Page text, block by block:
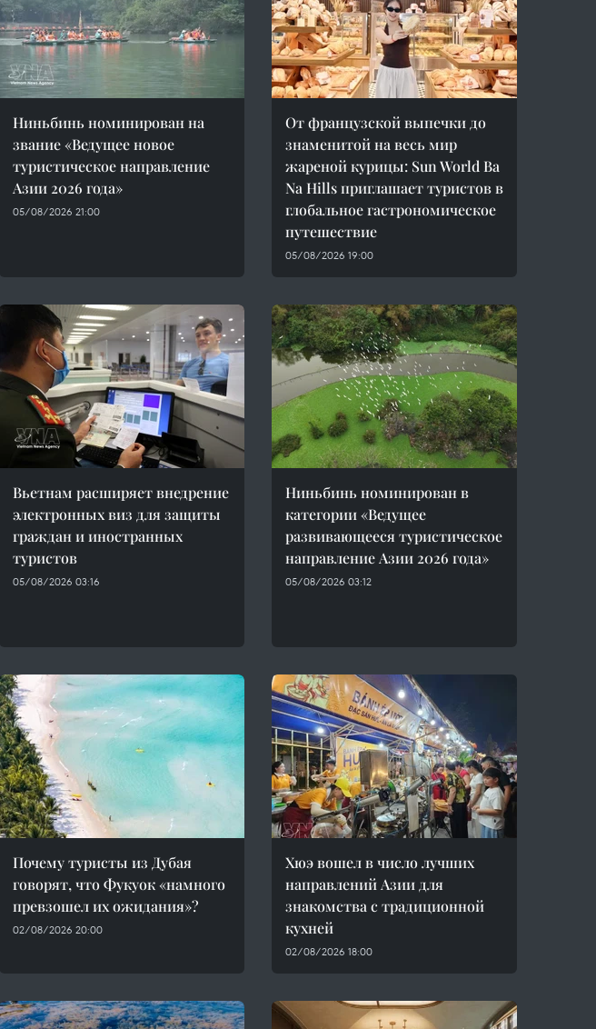
Ниньбинь номинирован на
звание «Ведущее новое
туристическое направление
Азии 2026 года»
05/08/2026 21:00
От французской выпечки до
знаменитой на весь мир
жареной курицы: Sun World Ba
Na Hills приглашает туристов в
глобальное гастрономическое
путешествие
05/08/2026 19:00
Вьетнам расширяет внедрение
электронных виз для защиты
граждан и иностранных
туристов
05/08/2026 03:16
Ниньбинь номинирован в
категории «Ведущее
развивающееся туристическое
направление Азии 2026 года»
05/08/2026 03:12
Почему туристы из Дубая
говорят, что Фукуок «намного
превзошел их ожидания»?
02/08/2026 20:00
Хюэ вошел в число лучших
направлений Азии для
знакомства с традиционной
кухней
02/08/2026 18:00